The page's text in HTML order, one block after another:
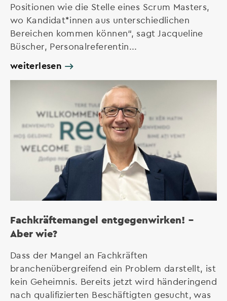
Positionen wie die Stelle eines Scrum Masters,
wo Kandidat*innen aus unterschiedlichen
Bereichen kommen können“, sagt Jacqueline
Büscher, Personalreferentin...
weiterlesen
Fachkräftemangel entgegenwirken! –
Aber wie?
Dass der Mangel an Fachkräften
branchenübergreifend ein Problem darstellt, ist
kein Geheimnis. Bereits jetzt wird händeringend
nach qualifizierten Beschäftigten gesucht, was